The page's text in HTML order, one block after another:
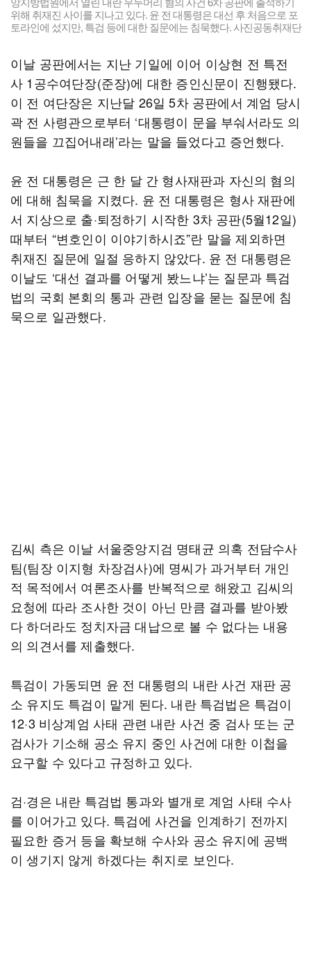
위해 취재진 사이를 지나고 있다. 윤 전 대통령은 대선 후 처음으로 포
토라인에 섰지만, 특검 등에 대한 질문에는 침묵했다. 사진공동취재단
이날 공판에서는 지난 기일에 이어 이상현 전 특전
사 1공수여단장(준장)에 대한 증인신문이 진행됐다.
이 전 여단장은 지난달 26일 5차 공판에서 계엄 당시
곽 전 사령관으로부터 ‘대통령이 문을 부숴서라도 의
원들을 끄집어내래’라는 말을 들었다고 증언했다.
윤 전 대통령은 근 한 달 간 형사재판과 자신의 혐의
에 대해 침묵을 지켰다. 윤 전 대통령은 형사 재판에
서 지상으로 출·퇴정하기 시작한 3차 공판(5월12일)
때부터 “변호인이 이야기하시죠”란 말을 제외하면
취재진 질문에 일절 응하지 않았다. 윤 전 대통령은
이날도 ‘대선 결과를 어떻게 봤느냐’는 질문과 특검
법의 국회 본회의 통과 관련 입장을 묻는 질문에 침
묵으로 일관했다.
김씨 측은 이날 서울중앙지검 명태균 의혹 전담수사
팀(팀장 이지형 차장검사)에 명씨가 과거부터 개인
적 목적에서 여론조사를 반복적으로 해왔고 김씨의
요청에 따라 조사한 것이 아닌 만큼 결과를 받아봤
다 하더라도 정치자금 대납으로 볼 수 없다는 내용
의 의견서를 제출했다.
특검이 가동되면 윤 전 대통령의 내란 사건 재판 공
소 유지도 특검이 맡게 된다. 내란 특검법은 특검이
12·3 비상계엄 사태 관련 내란 사건 중 검사 또는 군
검사가 기소해 공소 유지 중인 사건에 대한 이첩을
요구할 수 있다고 규정하고 있다.
검·경은 내란 특검법 통과와 별개로 계엄 사태 수사
를 이어가고 있다. 특검에 사건을 인계하기 전까지
필요한 증거 등을 확보해 수사와 공소 유지에 공백
이 생기지 않게 하겠다는 취지로 보인다.